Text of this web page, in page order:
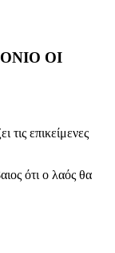
ΟΙ
επικείμενες
ότι ο λαός θα